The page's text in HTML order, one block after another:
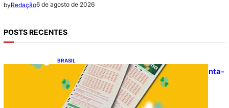
byRedação6 de agosto de 2026
POSTS RECENTES
BRASIL
Resultado da Mega-Sena 3041 nesta quinta-
feira (06/08/2026)